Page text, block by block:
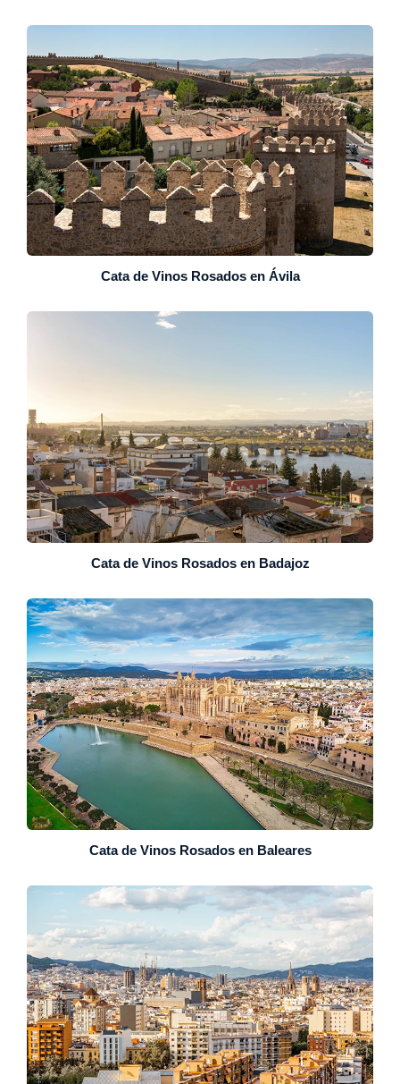
Cata de Vinos Rosados en Ávila
Cata de Vinos Rosados en Badajoz
Cata de Vinos Rosados en Baleares